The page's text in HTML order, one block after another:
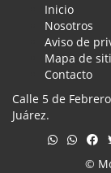
Inicio
Nosotros
Aviso de
Mapa de
Contacto
Calle 5 de
Juárez.
©